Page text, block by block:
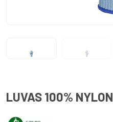
LUVAS 100%